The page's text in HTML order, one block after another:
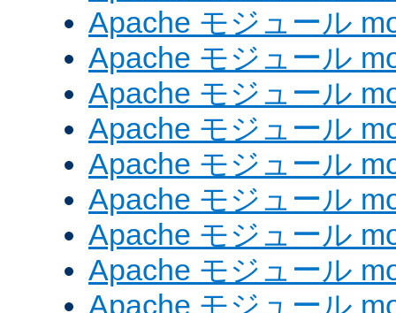
Apache モジュール
Apache モジュール
Apache モジュール
Apache モジュール
Apache モジュール
Apache モジュール
Apache モジュール
Apache モジュール
Apache モジュール